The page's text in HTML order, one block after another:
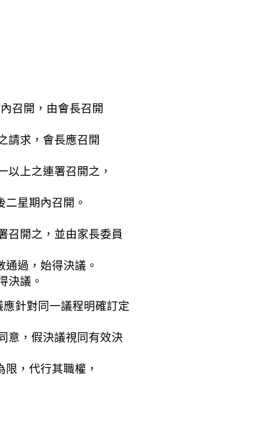
召開，由會長召開
求，會長應召開
上之連署召開之，
星期內召開。
開之，並由家長委員
過，始得決議。
議。
對同一議程明確訂定
，假決議視同有效決
，代行其職權，